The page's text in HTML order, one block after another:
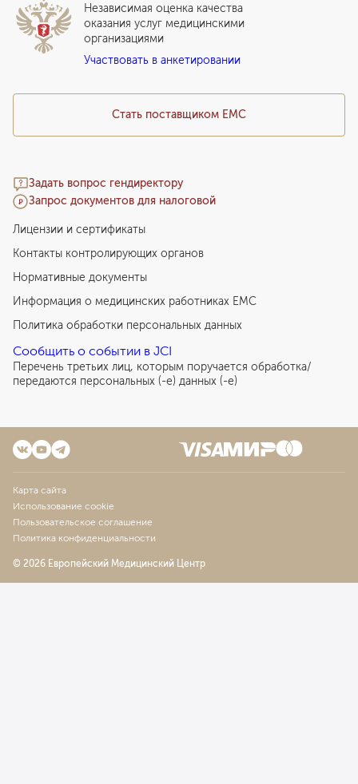
Прайс-лист
Подарочный сертификат EMC
Медицинский туризм
Программы привилегий
Стать поставщиком ЕМС
Задать вопрос гендиректору
Запрос документов для налоговой
Независимая оценка качества
оказания услуг медицинскими
организациями
Участвовать в анкетировании
Лицензии и сертификаты
Контакты контролирующих органов
Нормативные документы
Информация о медицинских работниках EMC
Политика обработки персональных данных
Сообщить о событии в JCI
Перечень третьих лиц, которым поручается обработка/
передаются персональных (-е) данных (-е)
Карта сайта
Использование cookie
Пользовательское соглашение
Политика конфиденциальности
© 2026 Европейский Медицинский Центр